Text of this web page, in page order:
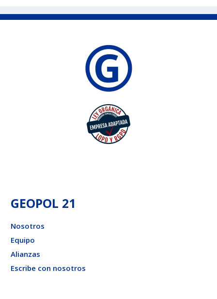
GEOPOL 21
Nosotros
Equipo
Alianzas
Escribe con nosotros